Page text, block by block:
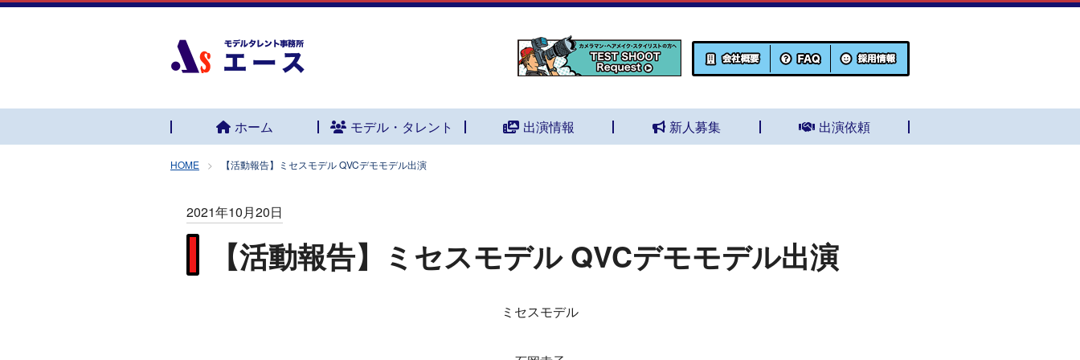
ホーム モデル・タレント 出演情報 新人募集 出演依頼
HOME 【活動報告】ミセスモデル QVCデモモデル出演
2021年10月20日
【活動報告】ミセスモデル QVCデモモデル出演
ミセスモデル